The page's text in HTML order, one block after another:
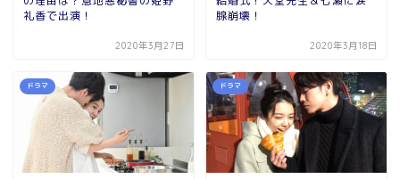
礼香で出演！
2020年3月27日
腺崩壊！
2020年3月18日
ドラマ ドラマ